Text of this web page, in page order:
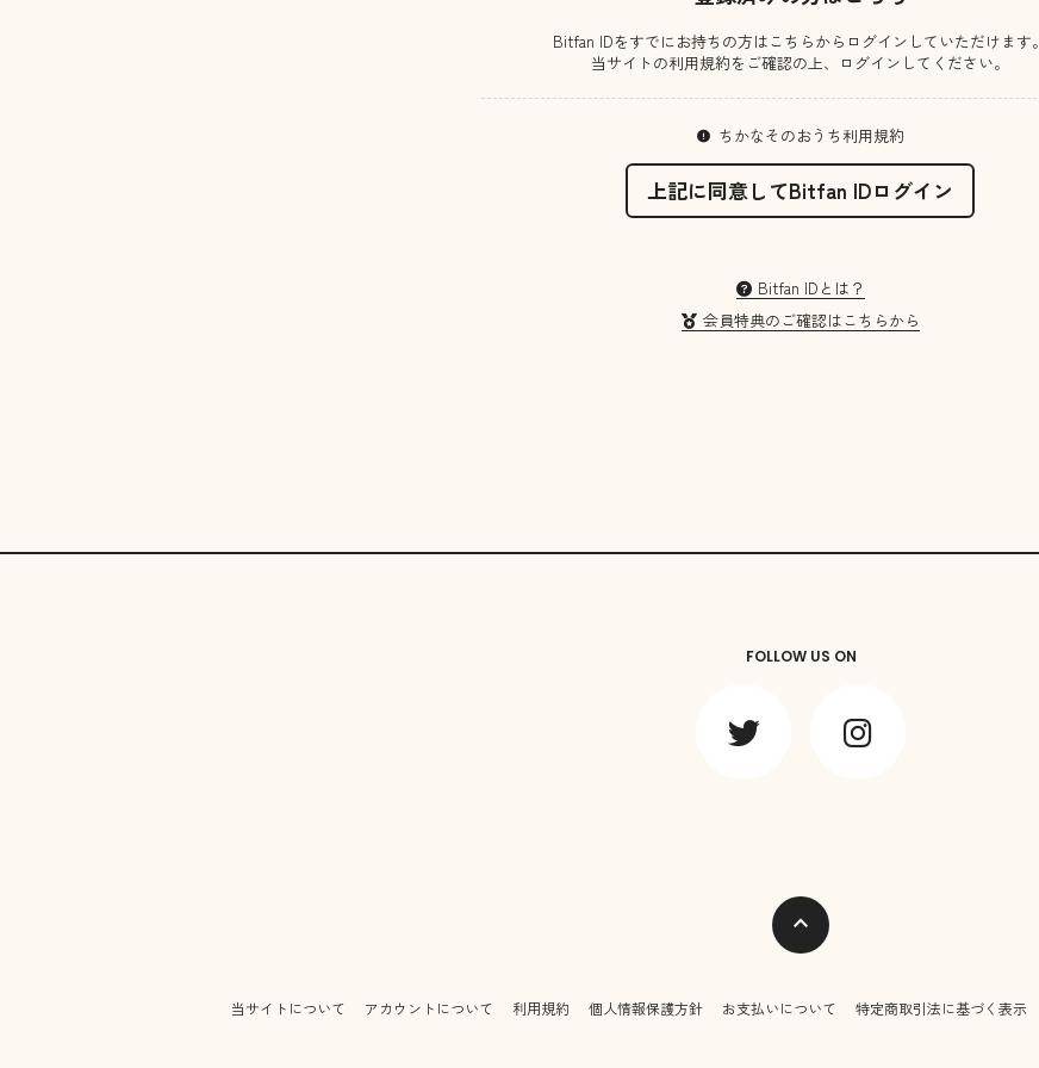
Bitfan IDをすでにお持ちの方はこちらからログインしていただけます。
当サイトの利用規約をご確認の上、ログインしてください。
ちかなそのおうち利用規約
上記に同意してBitfan IDログイン
Bitfan IDとは？
会員特典のご確認はこちらから
FOLLOW US ON
expand_less
当サイトについて アカウントについて 利用規約 個人情報保護方針 お支払いについて 特定商取引法に基づく表示